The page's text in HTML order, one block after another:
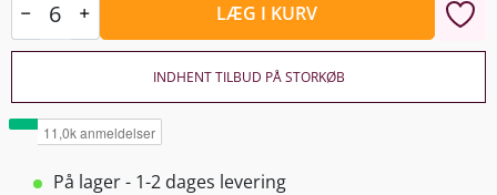
LÆG I KURV
INDHENT TILBUD PÅ STORKØB
På lager - 1-2 dages levering